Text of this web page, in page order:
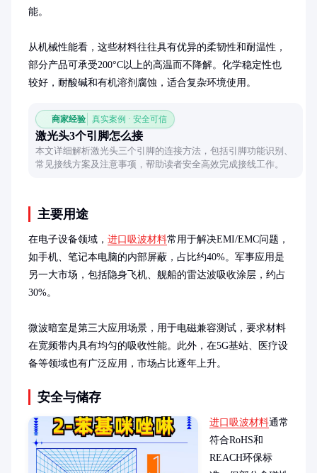
能。
从机械性能看，这些材料往往具有优异的柔韧性和耐温性，
部分产品可承受200°C以上的高温而不降解。化学稳定性也
较好，耐酸碱和有机溶剂腐蚀，适合复杂环境使用。
商家经验 真实案例 · 安全可信
激光头3个引脚怎么接
本文详细解析激光头三个引脚的连接方法，包括引脚功能识别、
常见接线方案及注意事项，帮助读者安全高效完成接线工作。
主要用途
在电子设备领域， 进口吸波材料常用于解决EMI/EMC问题，
如手机、笔记本电脑的内部屏蔽，占比约40%。军事应用是
另一大市场，包括隐身飞机、舰船的雷达波吸收涂层，约占
30%。
微波暗室是第三大应用场景，用于电磁兼容测试，要求材料
在宽频带内具有均匀的吸收性能。此外，在5G基站、医疗设
备等领域也有广泛应用，市场占比逐年上升。
安全与储存
进口吸波材料通常
符合RoHS和
REACH环保标